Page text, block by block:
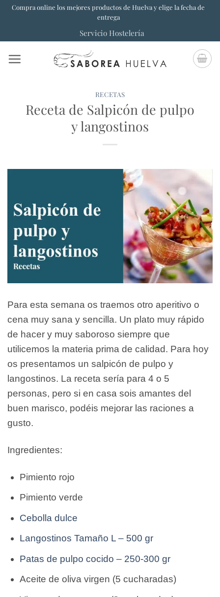
SaltarCompra online los mejores productos de Huelva y elige la fecha de
entrega
Servicio Hostelería
RECETAS
Receta de Salpicón de pulpo
y langostinos
Para esta semana os traemos otro aperitivo o
cena muy sana y sencilla. Un plato muy rápido
de hacer y muy saboroso siempre que
utilicemos la materia prima de calidad. Para hoy
os presentamos un salpicón de pulpo y
langostinos. La receta sería para 4 o 5
personas, pero si en casa sois amantes del
buen marisco, podéis mejorar las raciones a
gusto.
Ingredientes:
Pimiento rojo
Pimiento verde
Cebolla dulce
Langostinos Tamaño L – 500 gr
Patas de pulpo cocido – 250-300 gr
Aceite de oliva virgen (5 cucharadas)